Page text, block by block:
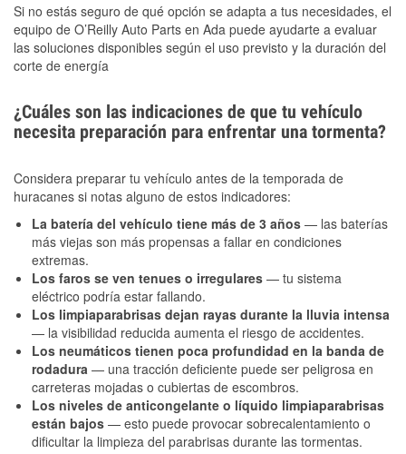
Si no estás seguro de qué opción se adapta a tus necesidades, el
equipo de O’Reilly Auto Parts en Ada puede ayudarte a evaluar
las soluciones disponibles según el uso previsto y la duración del
corte de energía
¿Cuáles son las indicaciones de que tu vehículo
necesita preparación para enfrentar una tormenta?
Considera preparar tu vehículo antes de la temporada de
huracanes si notas alguno de estos indicadores:
La batería del vehículo tiene más de 3 años — las baterías
más viejas son más propensas a fallar en condiciones
extremas.
Los faros se ven tenues o irregulares — tu sistema
eléctrico podría estar fallando.
Los limpiaparabrisas dejan rayas durante la lluvia intensa
— la visibilidad reducida aumenta el riesgo de accidentes.
Los neumáticos tienen poca profundidad en la banda de
rodadura — una tracción deficiente puede ser peligrosa en
carreteras mojadas o cubiertas de escombros.
Los niveles de anticongelante o líquido limpiaparabrisas
están bajos — esto puede provocar sobrecalentamiento o
dificultar la limpieza del parabrisas durante las tormentas.